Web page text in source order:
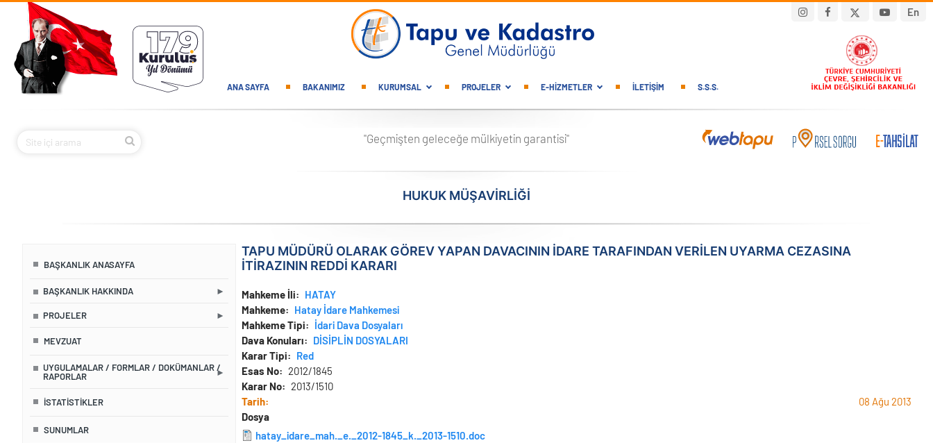
Ana içeriğe atla En
Main navigation
ANA SAYFA BAKANIMIZ KURUMSAL PROJELER E-HİZMETLER İLETIŞIM S.S.S.
"Geçmişten geleceğe mülkiyetin garantisi"
HUKUK MÜŞAVİRLİĞİ
BAŞKANLIK ANASAYFA
BAŞKANLIK HAKKINDA
PROJELER
MEVZUAT
UYGULAMALAR / FORMLAR / DOKÜMANLAR /
RAPORLAR
İSTATISTIKLER
SUNUMLAR
TAPU MÜDÜRÜ OLARAK GÖREV YAPAN DAVACININ İDARE TARAFINDAN VERİLEN UYARMA CEZASINA
İTİRAZININ REDDİ KARARI
Mahkeme İli
HATAY
Mahkeme
Hatay İdare Mahkemesi
Mahkeme Tipi
İdari Dava Dosyaları
Dava Konuları
DİSİPLİN DOSYALARI
Karar Tipi
Red
Esas No
2012/1845
Karar No
2013/1510
Tarih
08 Ağu 2013
Dosya
hatay_idare_mah._e._2012-1845_k._2013-1510.doc